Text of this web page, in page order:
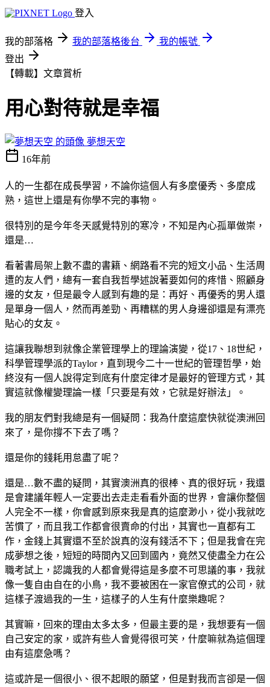
登入
我的部落格 我的部落格後台
我的帳號
登出
【轉載】文章賞析
用心對待就是幸福
夢想天空
16年前
人的一生都在成長學習，不論你這個人有多麼優秀、多麼成
熟，這世上還是有你學不完的事物。
很特別的是今年冬天感覺特別的寒冷，不知是內心孤單做崇，
還是…
看著書局架上數不盡的書籍、網路看不完的短文小品、生活周
遭的友人們，總有一套自我哲學述說著要如何的疼惜、照顧身
邊的女友，但是最令人感到有趣的是：再好、再優秀的男人還
是單身一個人，然而再差勁、再糟糕的男人身邊卻還是有漂亮
貼心的女友。
這讓我聯想到就像企業管理學上的理論演變，從17、18世紀，
科學管理學派的Taylor，直到現今二十一世紀的管理哲學，始
終沒有一個人說得定到底有什麼定律才是最好的管理方式，其
實這就像權變理論一樣「只要是有效，它就是好辦法」。
我的朋友們對我總是有一個疑問：我為什麼這麼快就從澳洲回
來了，是你撐不下去了嗎？
還是你的錢耗用怠盡了呢？
還是…數不盡的疑問，其實澳洲真的很棒、真的很好玩，我還
是會建議年輕人一定要出去走走看看外面的世界，會讓你整個
人完全不一樣，你會感到原來我是真的這麼渺小，從小我就吃
苦慣了，而且我工作都會很賣命的付出，其實也一直都有工
作，金錢上其實還不至於說真的沒有錢活不下；但是我會在完
成夢想之後，短短的時間內又回到國內，竟然又使盡全力在公
職考試上，認識我的人都會覺得這是多麼不可思議的事，我就
像一隻自由自在的小鳥，我不要被困在一家官僚式的公司，就
這樣子渡過我的一生，這樣子的人生有什麼樂趣呢？
其實嘛，回來的理由太多太多，但最主要的是，我想要有一個
自己安定的家，或許有些人會覺得很可笑，什麼嘛就為這個理
由有這麼急嗎？
這或許是一個很小、很不起眼的願望，但是對我而言卻是一個